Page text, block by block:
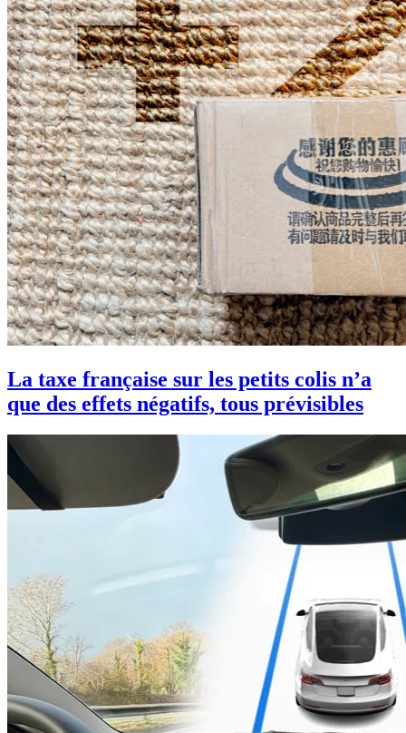
La taxe française sur les petits colis n’a
que des effets négatifs, tous prévisibles